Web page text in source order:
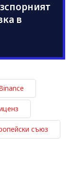
в
съюз